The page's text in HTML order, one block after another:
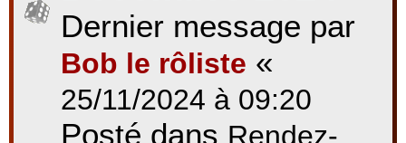
Dernier message par
Bob le rôliste «
25/11/2024 à 09:20
Posté dans Rendez-